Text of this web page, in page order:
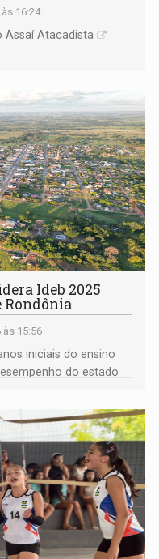
16:24
Assaí Atacadista
Ideb 2025
Rondônia
15:56
iniciais do ensino
do estado